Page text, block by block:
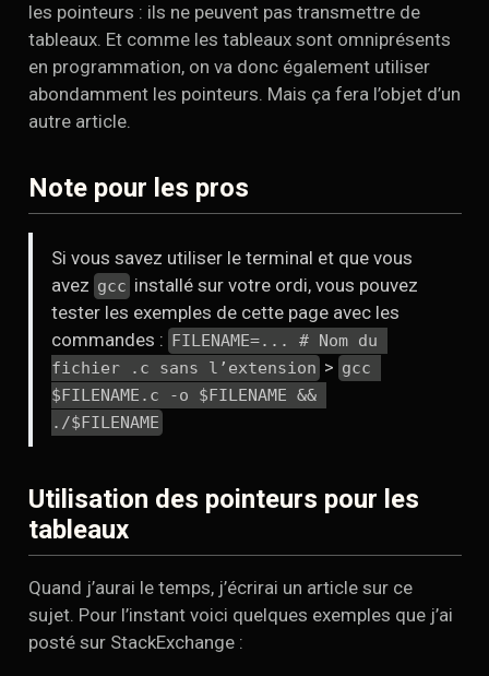
les pointeurs : ils ne peuvent pas transmettre de
tableaux. Et comme les tableaux sont omniprésents
en programmation, on va donc également utiliser
abondamment les pointeurs. Mais ça fera l’objet d’un
autre article.
Note pour les pros
Si vous savez utiliser le terminal et que vous
avez gcc installé sur votre ordi, vous pouvez
tester les exemples de cette page avec les
commandes : FILENAME=... # Nom du
fichier .c sans l’extension > gcc
$FILENAME.c -o $FILENAME &&
./$FILENAME
Utilisation des pointeurs pour les
tableaux
Quand j’aurai le temps, j’écrirai un article sur ce
sujet. Pour l’instant voici quelques exemples que j’ai
posté sur StackExchange :